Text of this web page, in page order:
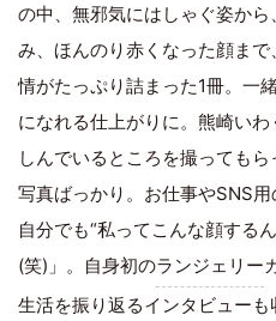
の中、無邪気にはしゃぐ姿か
み、ほんのり赤くなった顔ま
情がたっぷり詰まった1冊。一
になれる仕上がりに。熊崎い
しんでいるところを撮っても
写真ばっかり。お仕事やSNS用
自分でも“私ってこんな顔する
(笑)」。自身初のランジェリー
生活を振り返るインタビューも